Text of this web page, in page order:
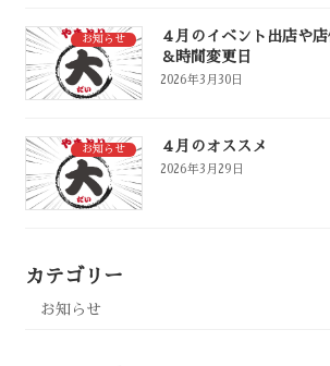
お知らせ
４月のイベント出店や
＆時間変更日
2026年3月30日
お知らせ ４月のオススメ
2026年3月29日
カテゴリー
お知らせ